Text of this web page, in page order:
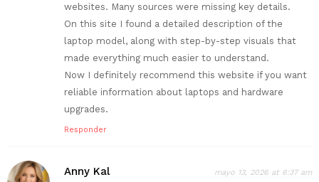
websites. Many sources were missing key details.
On this site I found a detailed description of the
laptop model, along with step-by-step visuals that
made everything much easier to understand.
Now I definitely recommend this website if you want
reliable information about laptops and hardware
upgrades.
Responder
Anny Kal mayo 13, 2026 at 6:37 am